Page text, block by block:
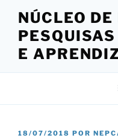
conteúdo
NÚCLEO
E
PUBLICADO
18/07/2018 POR